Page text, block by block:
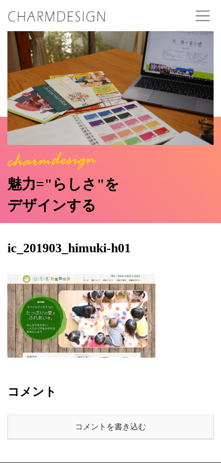
魅力="らしさ"を
デザインする
ic_201903_himuki-h01
コメント
コメントを書き込む